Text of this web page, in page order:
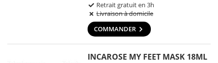
Retrait gratuit en 3h
Livraison à domicile
COMMANDER
INCAROSE MY FEET MASK 18ML